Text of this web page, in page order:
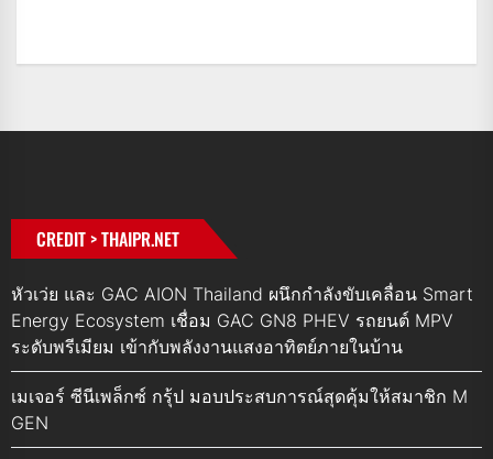
CREDIT > THAIPR.NET
หัวเว่ย และ GAC AION Thailand ผนึกกำลังขับเคลื่อน Smart
Energy Ecosystem เชื่อม GAC GN8 PHEV รถยนต์ MPV
ระดับพรีเมียม เข้ากับพลังงานแสงอาทิตย์ภายในบ้าน
เมเจอร์ ซีนีเพล็กซ์ กรุ้ป มอบประสบการณ์สุดคุ้มให้สมาชิก M
GEN